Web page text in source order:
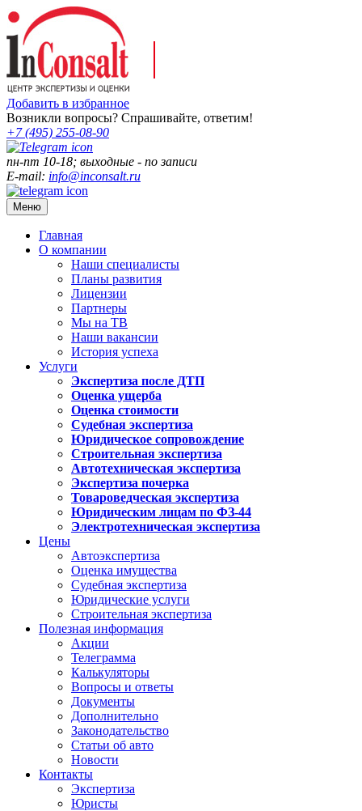
Добавить в избранное
Возникли вопросы? Спрашивайте, ответим!
+7 (495) 255-08-90
пн-пт 10-18; выходные - по записи
E-mail: info@inconsalt.ru
Меню
Главная
О компании
Наши специалисты
Планы развития
Лицензии
Партнеры
Мы на ТВ
Наши вакансии
История успеха
Услуги
Экспертиза после ДТП
Оценка ущерба
Оценка стоимости
Судебная экспертиза
Юридическое сопровождение
Строительная экспертиза
Автотехническая экспертиза
Экспертиза почерка
Товароведческая экспертиза
Юридическим лицам по ФЗ-44
Электротехническая экспертиза
Цены
Автоэкспертиза
Оценка имущества
Судебная экспертиза
Юридические услуги
Строительная экспертиза
Полезная информация
Акции
Телеграмма
Калькуляторы
Вопросы и ответы
Документы
Дополнительно
Законодательство
Статьи об авто
Новости
Контакты
Экспертиза
Юристы